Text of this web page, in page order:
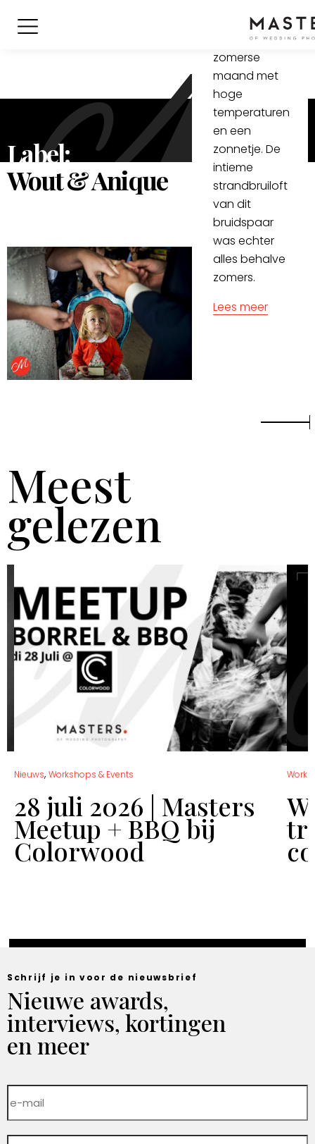
Label:
Wout & Anique
Een normaal
gesproken
zomerse
maand met
hoge
temperaturen
en een
zonnetje. De
intieme
strandbruiloft
van dit
bruidspaar
was echter
alles behalve
zomers.
Lees meer
Meest
gelezen
Nieuws, Workshops & Events
28 juli 2026 | Masters
Meetup + BBQ bij
Colorwood
Schrijf je in voor de nieuwsbrief
Nieuwe awards,
interviews, kortingen
en meer